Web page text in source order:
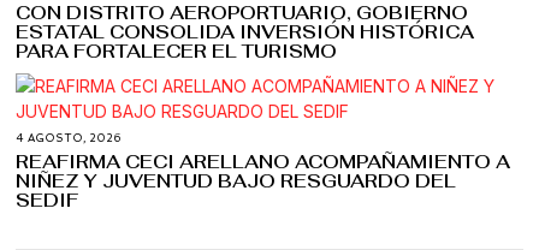
CON DISTRITO AEROPORTUARIO, GOBIERNO
ESTATAL CONSOLIDA INVERSIÓN HISTÓRICA
PARA FORTALECER EL TURISMO
4 AGOSTO, 2026
REAFIRMA CECI ARELLANO ACOMPAÑAMIENTO A
NIÑEZ Y JUVENTUD BAJO RESGUARDO DEL
SEDIF